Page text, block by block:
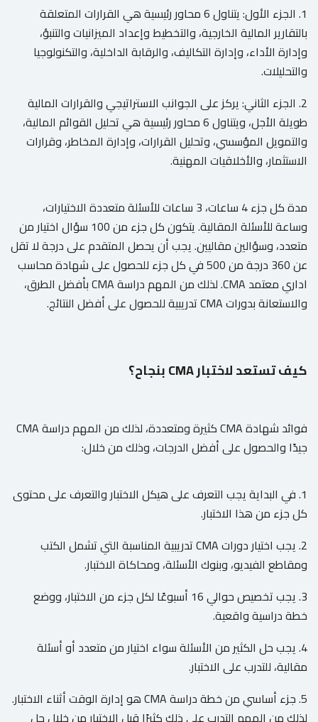
1. الجزء الأول: يتناول 6 محاور رئيسية هي القرارات المتعلقة
بالتقارير المالية الخارجية، والتخطيط وإعداد الميزانيات والتنبؤ،
وإدارة الأداء، وإدارة التكاليف، والرقابة الداخلية، والتكنولوجيا
والتحليلات.
2. الجزء الثاني: يركز على الجوانب الاستراتيجي والقرارات المالية
طويلة الأجل، ويتناول 6 محاور رئيسية هي تحليل القوائم المالية،
والتمويل المؤسسي، وتحليل القرارات، وإدارة المخاطر، وقرارات
الاستثمار، والأخلاقيات المهنية.
مدة كل جزء 4 ساعات، 3 ساعات للأسئلة متعددة الاختيارات،
وساعة للأسئلة المقالية. يتكون كل جزء من 100 سؤال اختيار من
متعدد، وسؤالين مقاليين. يجب أن يحصل المتقدم على درجة لا تقل
عن 360 درجة من 500 في كل جزء للحصول على شهادة محاسب
اداري معتمد CMA. لذلك من المهم دراسة CMA بأفضل الطرق،
والاستعانة بدورات CMA تدريبية للحصول على أفضل النتائج.
كيف تستعد لاختبار CMA بنجاح؟
فوائد شهادة CMA كثيرة ومتعددة، لذلك من المهم دراسة CMA
جيدًا والحصول على أفضل الدرجات، وذلك من خلال:
1. في البداية يجب التعرف على هيكل الاختبار والتعرف على محتوى
كل جزء من هذا الاختبار.
2. يجب اختيار دورات CMA تدريبية المناسبة التي تشمل الكتب
ومقاطع الفيديو، وبنوك الأسئلة، ومحاكاة الاختبار.
3. يجب تخصيص حوالي 16 أسبوعًا لكل جزء من الاختبار، ووضع
خطة دراسية واقعية.
4. يجب حل الكثير من الأسئلة سواء اختيار من متعدد أو أسئلة
مقالية، للتدرب على الاختبار.
5. جزء أساسي من خطة دراسة CMA هو إدارة الوقت أثناء الاختبار.
لذلك من المهم التدرب على ذلك كثيرًا قبل الاختبار من خلال حل